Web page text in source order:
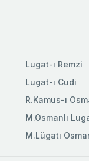
Lugat-ı Remzi
Lugat-ı Cudi
R.Kamus-ı
M.Osmanlı
M.Lügatı